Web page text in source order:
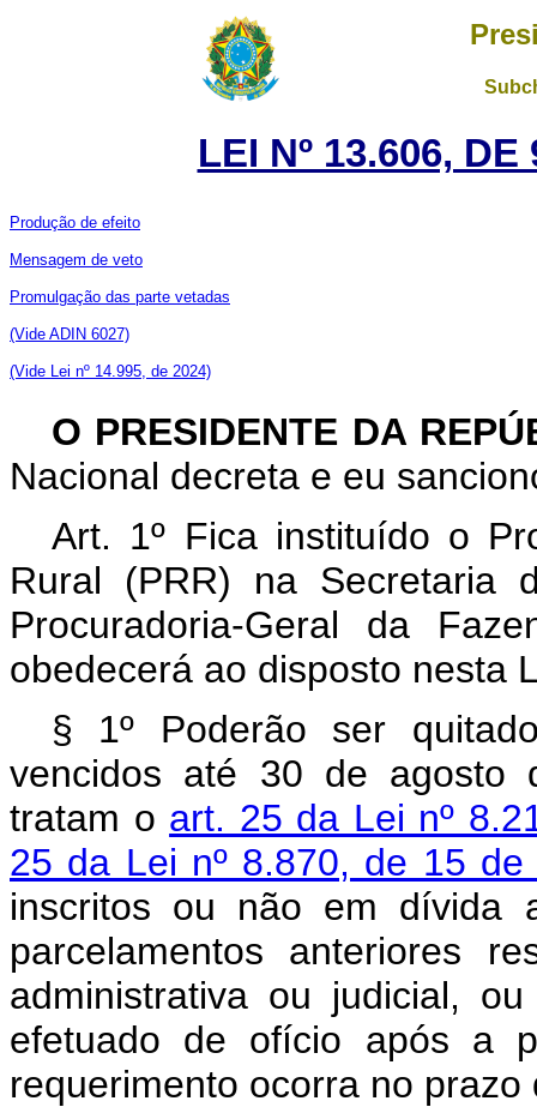
LEI Nº 13.606,
Produção de efeito
Mensagem de veto
Promulgação das parte vetadas
(Vide ADIN 6027)
(Vide Lei nº 14.995, de 2024)
O PRESIDENTE DA
Nacional decreta e eu
Art. 1º Fica instituído o
Rural (PRR) na Secretaria
Procuradoria-Geral da
obedecerá ao disposto nesta
§ 1º Poderão ser
vencidos até 30 de agosto
tratam o art. 25 da Lei nº
25 da Lei nº 8.870, de 15
inscritos ou não em dívida
parcelamentos anteriores
administrativa ou judicial,
efetuado de ofício após a
requerimento ocorra no